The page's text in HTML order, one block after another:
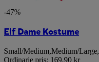
-47%
Elf Dame Kostume
Small/Medium,Medium/Large,
Ordinarie pris: 169,90 kr